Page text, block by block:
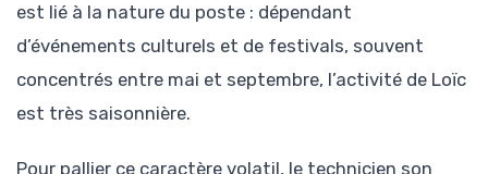
est lié à la nature du poste : dépendant
d’événements culturels et de festivals, souvent
concentrés entre mai et septembre, l’activité de Loïc
est très saisonnière.
Pour pallier ce caractère volatil, le technicien son